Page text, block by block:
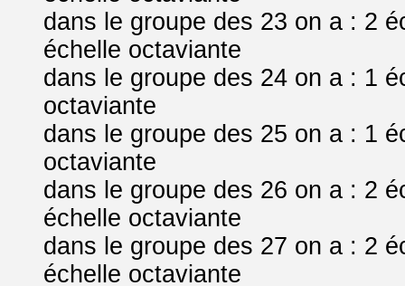
dans le groupe des 23 on a : 2
échelle octaviante
dans le groupe des 24 on a : 1
octaviante
dans le groupe des 25 on a : 1
octaviante
dans le groupe des 26 on a : 2
échelle octaviante
dans le groupe des 27 on a : 2
échelle octaviante